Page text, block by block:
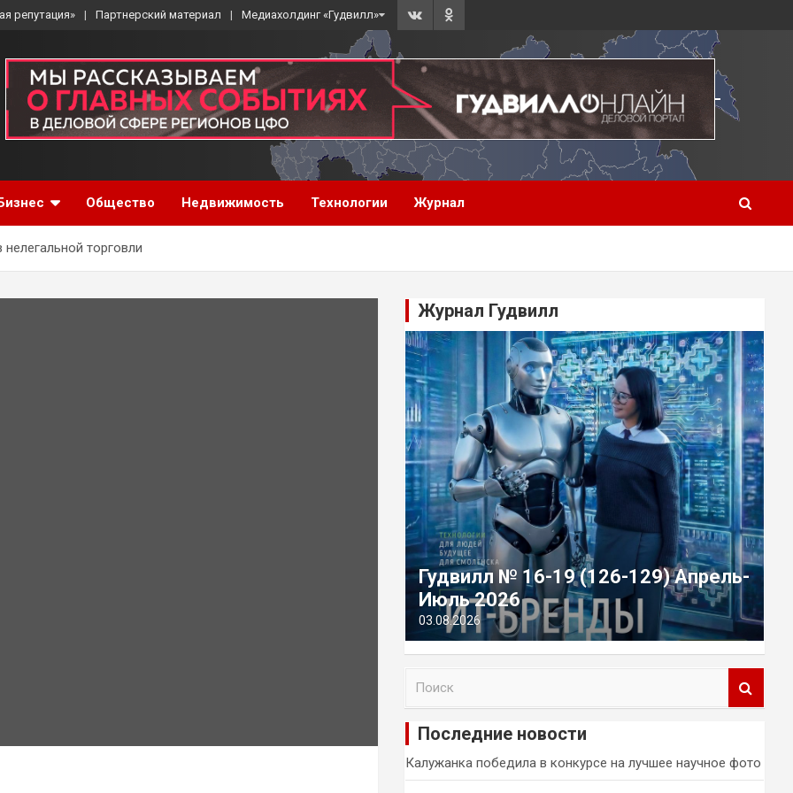
репутация» Партнерский материал Медиахолдинг «Гудвилл»
Общество Недвижимость Технологии Журнал
торговли
Журнал Гудвилл
Гудвилл № 16-19 (126-129) Апрель-
Июль 2026
03.08.2026
и
Последние новости
Калужанка победила в конкурсе на лучшее научное фото